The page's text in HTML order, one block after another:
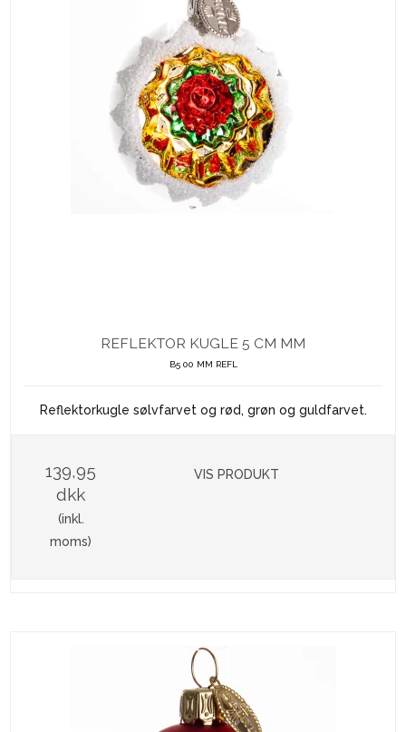
REFLEKTOR KUGLE 5 CM MM
B5 00 MM REFL
Reflektorkugle sølvfarvet og rød, grøn og guldfarvet.
139,95
dkk
(inkl.
moms)
VIS PRODUKT